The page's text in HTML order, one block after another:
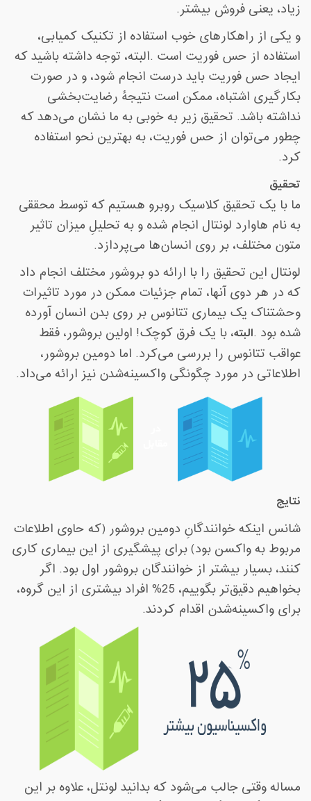
زیاد، یعنی فروش بیشتر.
و یکی از راهکارهای خوب استفاده از تکنیک کمیابی،
استفاده از حس فوریت است .البته، توجه داشته باشید که
ایجاد حس فوریت باید درست انجام شود، و در صورت
بکارگیری اشتباه، ممکن است نتیجۀ رضایت‌بخشی
نداشته باشد. تحقیق زیر به خوبی به ما نشان می‌دهد که
چطور می‌توان از حس فوریت، به بهترین نحو استفاده
کرد.
تحقیق
ما با یک تحقیق کلاسیک روبرو هستیم که توسط محققی
به نام هاوارد لونتال انجام شده و به تحلیلِ میزان تاثیر
متون مختلف، بر روی انسان‌ها می‌پردازد.
لونتال این تحقیق را با ارائه دو بروشور مختلف انجام داد
که در هر دوی آنها، تمام جزئیات ممکن در مورد تاثیرات
وحشتناک یک بیماری تتانوس بر روی بدن انسان آورده
شده بود .البته، با یک فرق کوچک! اولین بروشور، فقط
عواقب تتانوس را بررسی می‌کرد. اما دومین بروشور،
اطلاعاتی در مورد چگونگی واکسینه‌شدن نیز ارائه می‌داد.
نتایج
شانس اینکه خوانندگانِ دومین بروشور (که حاوی اطلاعات
مربوط به واکسن بود) برای پیشگیری از این بیماری کاری
کنند، بسیار بیشتر از خوانندگان بروشور اول بود. اگر
بخواهیم دقیق‌تر بگوییم، 25% افراد بیشتری از این گروه،
برای واکسینه‌شدن اقدام کردند.
مساله وقتی جالب می‌شود که بدانید لونتل، علاوه بر این